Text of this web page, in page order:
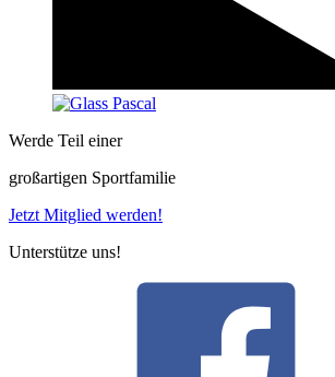
Werde Teil einer
großartigen Sportfamilie
Jetzt Mitglied werden!
Unterstütze uns!